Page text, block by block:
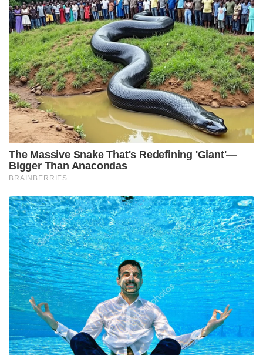
The Massive Snake That's Redefining 'Giant'—
Bigger Than Anacondas
BRAINBERRIES